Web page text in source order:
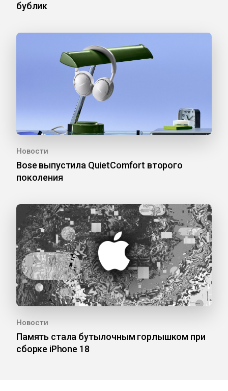
бублик
Новости
Bose выпустила QuietComfort второго
поколения
Новости
Память стала бутылочным горлышком при
сборке iPhone 18